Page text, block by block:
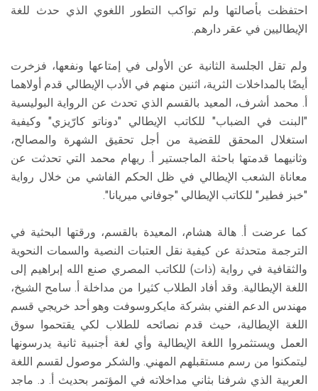
احتفظت بأصالتها ولم تواكب التطور اللغوي الذي حدث للغة
الإيطاليين في عقر دارهم.
ولم تقل الجلسة الثانية عن الأولى في إمتاعها ونفعها، فزخرت
أيضًا بالمداخلات الثرية، اثنين منهم في الأدب الإيطالي قدم أولاهما
أ. محمد أشرف، المعيد بالقسم الذي تحدث عن الرواية البوليسية
"البنت في الضباب" للكاتب الإيطالي "دوناتو كارّيزي" وكيفية
استغلال المحقق للقضية من أجل تحقيق الشهرة والمصالح،
وثانيهما قدمتها باحثة الماجستير أ. ريهام محمد التي تحدثت عن
معاناة الشعب الإيطالي في ظل الحكم الفاشي من خلال رواية
"خبز فطير" للكاتب الإيطالي "جوفاني ميريانا".
كما عرضت أ. هالة هشام، المعيدة بالقسم، ورقتها البحثية في
الترجمة متحدثة عن كيفية نقل العتبات النصية والسمات النحوية
والثقافية في رواية (ذات) للكاتب المصري صنع الله إبراهيم إلى
اللغة الإيطالية. وقد أفاد الطلاب كثيرا من مداخلة أ. سامح الشيخ،
مهندس الدعم الفني بشركة مايكروسوفت وهو أحد خريجي قسم
اللغة الإيطالية، حيث قدم نصائحه للطلاب لكي يقتحموا سوق
العمل ويستثمروا اللغة الإيطالية وأي لغة أجنبية ثانية يدرسونها
ليتمكنوا من رسم مستقبلهم المهني. والشكر موصول لقسم اللغة
العربية الذي شرفنا بثاني مداخلاته في المؤتمر بحديث أ. د. ماجد